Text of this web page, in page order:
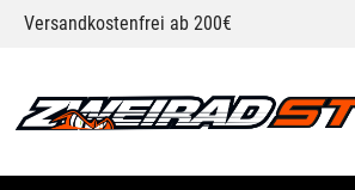
Zur Hauptnavigation springen
Versandkostenfrei ab 200€